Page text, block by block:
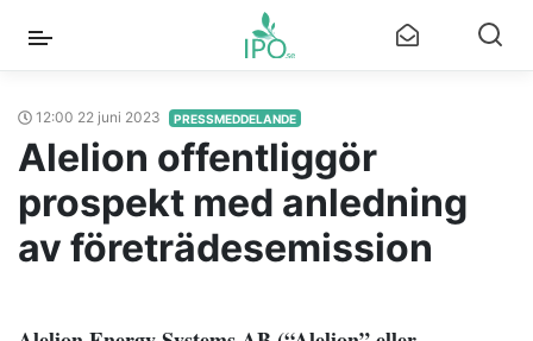
12:00 22 juni 2023 PRESSMEDDELANDE
Alelion offentliggör
prospekt med anledning
av företrädesemission